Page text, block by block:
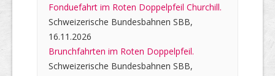
Fonduefahrt im Roten Doppelpfeil Churchill.
Schweizerische Bundesbahnen SBB,
16.11.2026
Brunchfahrten im Roten Doppelpfeil.
Schweizerische Bundesbahnen SBB,